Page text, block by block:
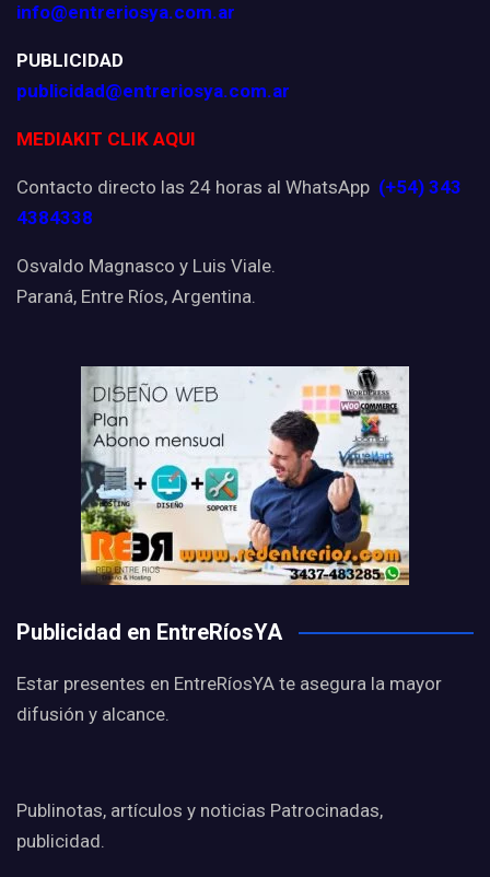
info@entreriosya.com.ar
PUBLICIDAD
publicidad@entreriosya.com.ar
MEDIAKIT CLIK AQUI
Contacto directo las 24 horas al WhatsApp (+54) 343
4384338
Osvaldo Magnasco y Luis Viale.
Paraná, Entre Ríos, Argentina.
Publicidad en EntreRíosYA
Estar presentes en EntreRíosYA te asegura la mayor
difusión y alcance.
Publinotas, artículos y noticias Patrocinadas,
publicidad.